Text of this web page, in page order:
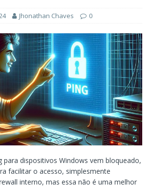
Jhonathan Chaves 0
para dispositivos Windows vem bloqueado,
facilitar o acesso, simplesmente
interno, mas essa não é uma melhor